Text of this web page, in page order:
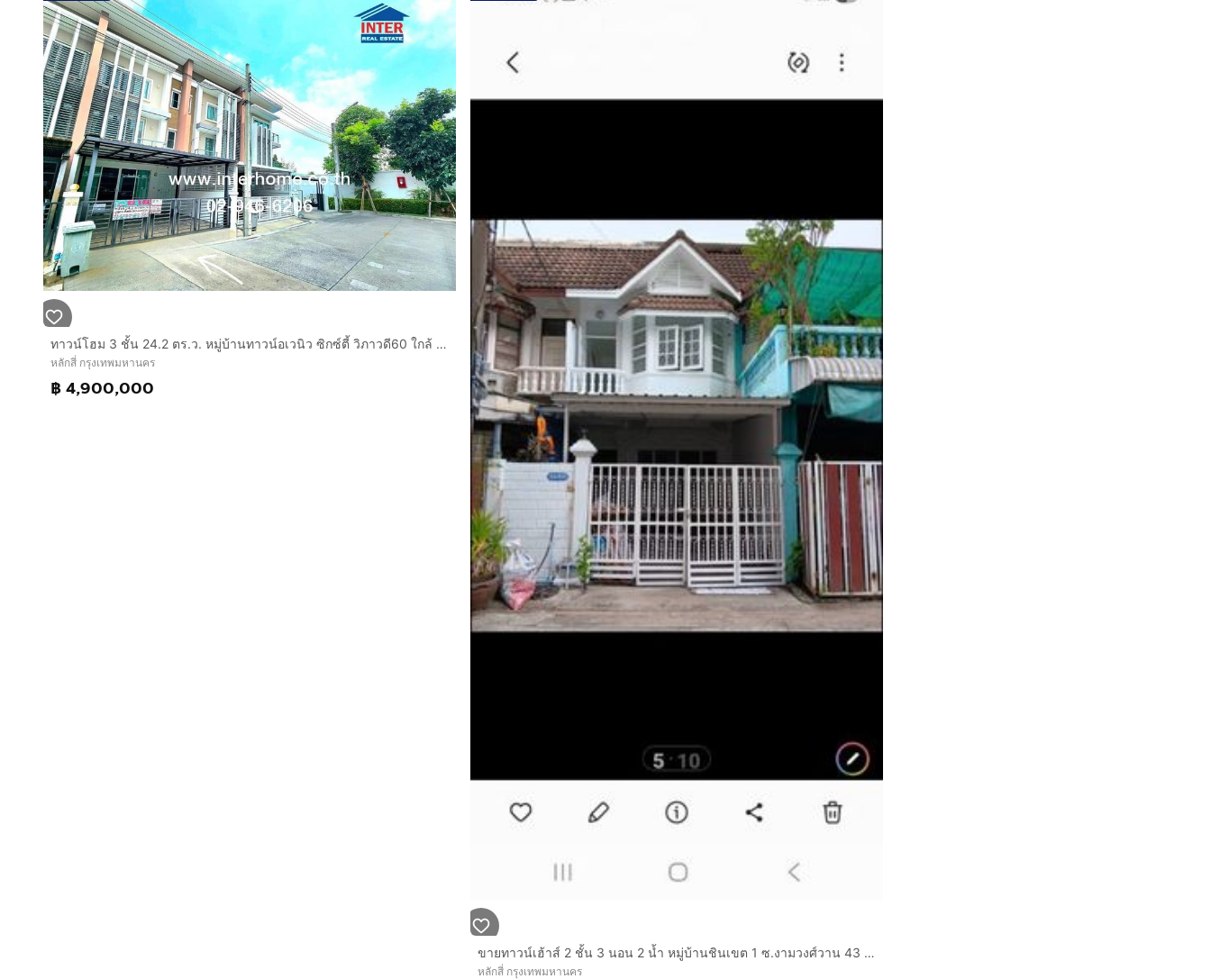
ทาวน์โฮม 3 ชั้น 24.2 ตร.ว. หมู่บ้านทาวน์อเวนิว ซิกซ์ตี้ วิภาวดี60 ใกล้ BTSสายสีเขียว สถานีบางบัว ซอยวิภาวดีรังสิต60 แยก3-9 ถนนวิภาวดีรังสิต
หลักสี่ กรุงเทพมหานคร
฿ 4,900,000
ขายทาวน์เฮ้าส์ 2 ชั้น 3 นอน 2 น้ำ หมู่บ้านชินเขต 1 ซ.งามวงศ์วาน 43 ทำเลดีมาก เข้าออกได้หลายทาง ซ่อมแซมใหม่ทั้งหลัง พร้อมอยู่
หลักสี่ กรุงเทพมหานคร